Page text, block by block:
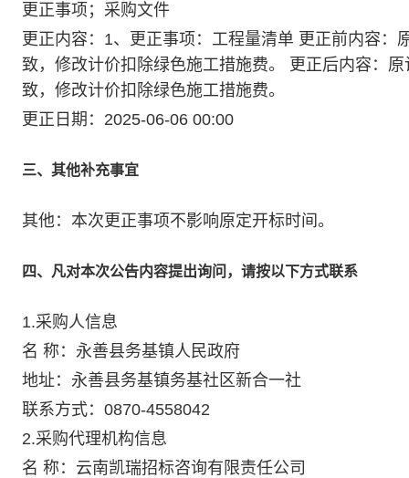
更正事项；采购文件
更正内容：1、更正事项：工程量清单 更正前内容
致，修改计价扣除绿色施工措施费。 更正后内容：
致，修改计价扣除绿色施工措施费。
更正日期：2025-06-06 00:00
三、其他补充事宜
其他：本次更正事项不影响原定开标时间。
四、凡对本次公告内容提出询问，请按以下方式联系
1.采购人信息
名 称：永善县务基镇人民政府
地址：永善县务基镇务基社区新合一社
联系方式：0870-4558042
2.采购代理机构信息
名 称：云南凯瑞招标咨询有限责任公司